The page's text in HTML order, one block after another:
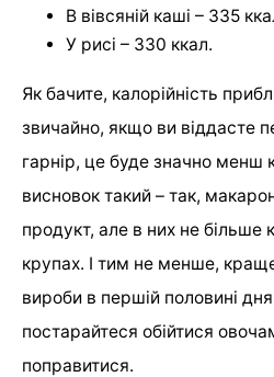
В вівсяній каші – 335
У рисі – 330 ккал.
Як бачите, калорійність
звичайно, якщо ви віддасте
гарнір, це буде значно менш
висновок такий – так,
продукт, але в них не більше
крупах. І тим не менше,
вироби в першій половині
постарайтеся обійтися
поправитися.